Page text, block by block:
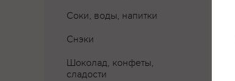
Соки, воды, напитки
Снэки
Шоколад, конфеты,
сладости